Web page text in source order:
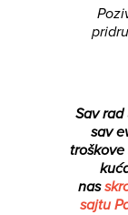
Sav
sav
nas
sajtu